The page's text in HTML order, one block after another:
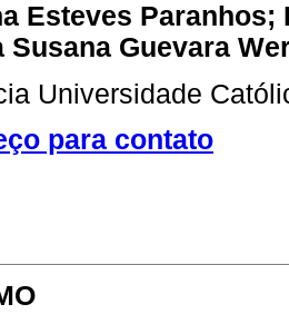
Esteves
Susana Guevara
Universidade
para contato